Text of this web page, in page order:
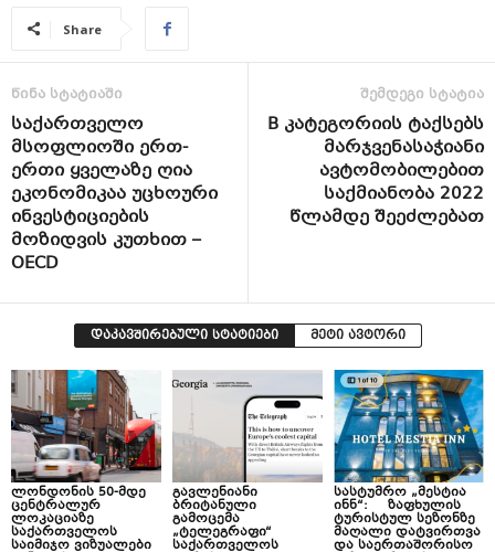
Share
წინა სტატიაში
საქართველო
მსოფლიოში ერთ-
ერთი ყველაზე ღია
ეკონომიკაა უცხოური
ინვესტიციების
მოზიდვის კუთხით –
OECD
შემდეგი სტატია
B კატეგორიის ტაქსებს
მარჯვენასაჭიანი
ავტომობილებით
საქმიანობა 2022
წლამდე შეეძლებათ
დაკავშირებული სტატიები მეტი ავტორი
ლონდონის 50-მდე
ცენტრალურ
ლოკაციაზე
საქართველოს
საიმიჯო ვიზუალები
გავლენიანი
ბრიტანული
გამოცემა
„ტელეგრაფი“
საქართველოს
სასტუმრო „მესტია
ინნ“: ზაფხულის
ტურისტულ სეზონზე
მაღალი დატვირთვა
და საერთაშორისო